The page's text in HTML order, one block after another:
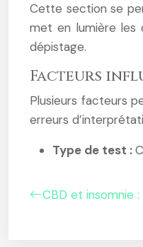
Cette section se
met en lumière les
dépistage.
Facteurs
Plusieurs facteurs
erreurs
Type de test :
CBD et insomnie